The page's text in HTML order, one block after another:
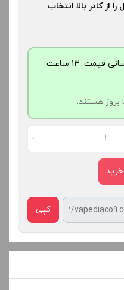
از کادر بالا انتخاب
آخرین بروزرسانی قیمت: 13 ساعت
هستند.
-
کپی